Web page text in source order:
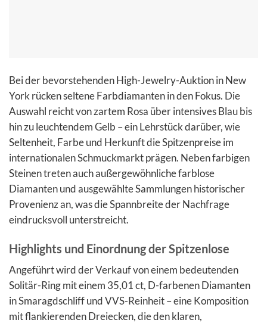
Bei der bevorstehenden High-Jewelry-Auktion in New
York rücken seltene Farbdiamanten in den Fokus. Die
Auswahl reicht von zartem Rosa über intensives Blau bis
hin zu leuchtendem Gelb – ein Lehrstück darüber, wie
Seltenheit, Farbe und Herkunft die Spitzenpreise im
internationalen Schmuckmarkt prägen. Neben farbigen
Steinen treten auch außergewöhnliche farblose
Diamanten und ausgewählte Sammlungen historischer
Provenienz an, was die Spannbreite der Nachfrage
eindrucksvoll unterstreicht.
Highlights und Einordnung der Spitzenlose
Angeführt wird der Verkauf von einem bedeutenden
Solitär-Ring mit einem 35,01 ct, D-farbenen Diamanten
in Smaragdschliff und VVS-Reinheit – eine Komposition
mit flankierenden Dreiecken, die den klaren,